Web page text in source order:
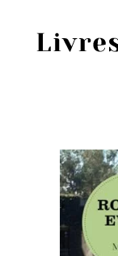
Sources
Personnes